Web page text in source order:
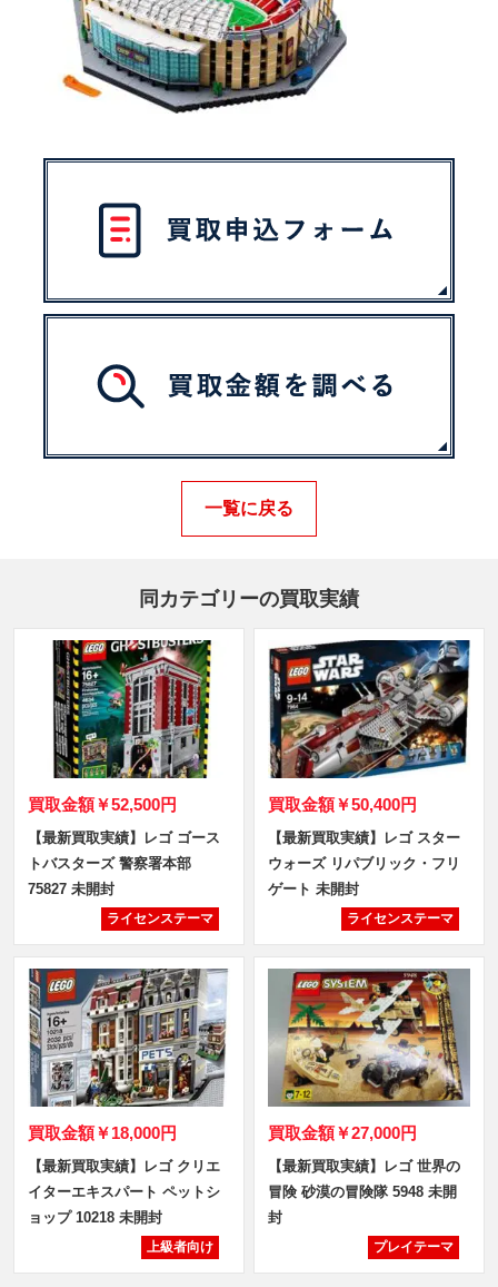
一覧に戻る
同カテゴリーの買取実績
買取金額￥52,500円
【最新買取実績】レゴ ゴース
トバスターズ 警察署本部
75827 未開封
ライセンステーマ
買取金額￥50,400円
【最新買取実績】レゴ スター
ウォーズ リパブリック・フリ
ゲート 未開封
ライセンステーマ
買取金額￥18,000円
【最新買取実績】レゴ クリエ
イターエキスパート ペットシ
ョップ 10218 未開封
上級者向け
買取金額￥27,000円
【最新買取実績】レゴ 世界の
冒険 砂漠の冒険隊 5948 未開
封
プレイテーマ